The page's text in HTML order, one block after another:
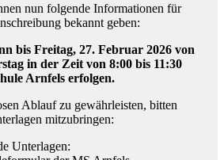
nun fol­gen­de In­for­ma­tio­nen für
be­kannt ge­ben:
bis Freitag, 27. Februar 2026 von
in der Zeit von 8:00 bis 11:30
Arnfels erfolgen.
Ab­lauf zu ge­währ­leis­ten, bit­ten
mit­zu­brin­gen:
Unterlagen: